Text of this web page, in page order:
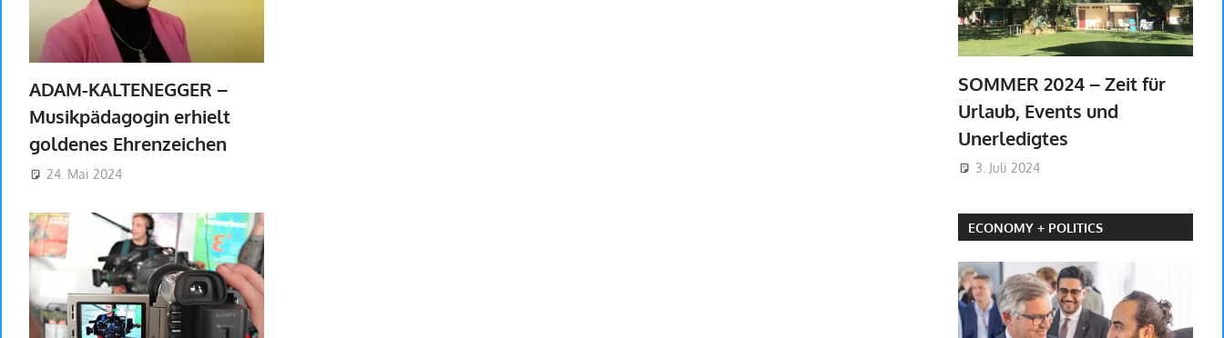
ADAM-KALTENEGGER –
Musikpädagogin erhielt
goldenes Ehrenzeichen
24. Mai 2024
SOMMER 2024 – Zeit für
Urlaub, Events und
Unerledigtes
3. Juli 2024
ECONOMY + POLITICS